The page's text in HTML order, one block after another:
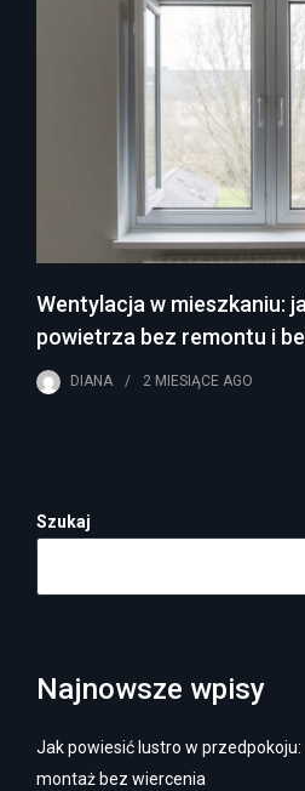
Wentylacja w mieszkaniu:
powietrza bez remontu i
DIANA 2 MIESIĄCE AGO
Szukaj
Najnowsze wpisy
Jak powiesić lustro w
montaż bez wiercenia